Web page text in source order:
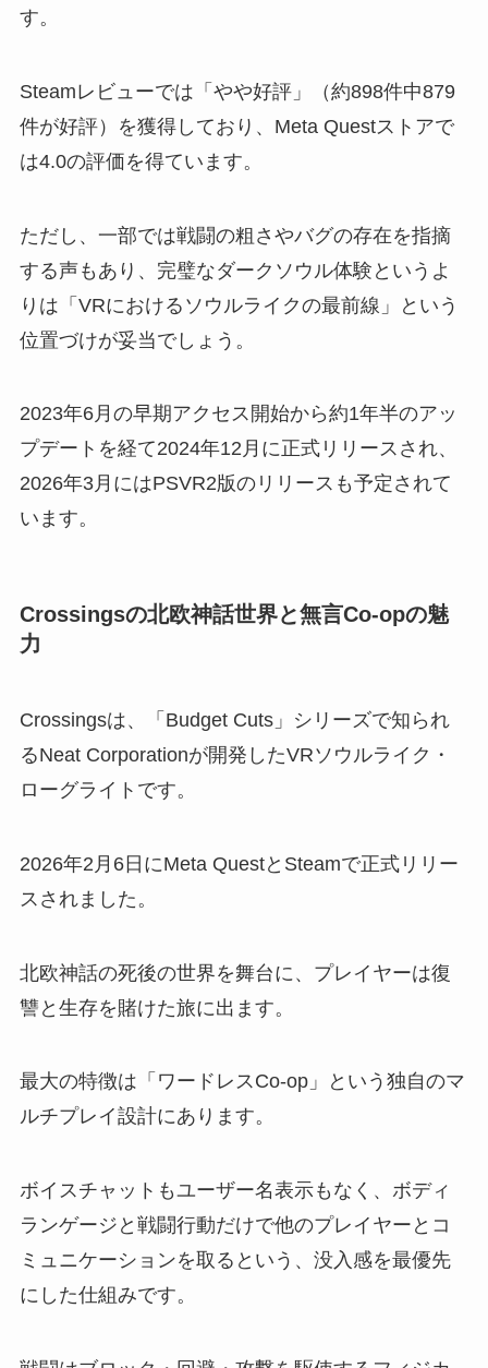
す。
Steamレビューでは「やや好評」（約898件中879
件が好評）を獲得しており、Meta Questストアで
は4.0の評価を得ています。
ただし、一部では戦闘の粗さやバグの存在を指摘
する声もあり、完璧なダークソウル体験というよ
りは「VRにおけるソウルライクの最前線」という
位置づけが妥当でしょう。
2023年6月の早期アクセス開始から約1年半のアッ
プデートを経て2024年12月に正式リリースされ、
2026年3月にはPSVR2版のリリースも予定されて
います。
Crossingsの北欧神話世界と無言Co-opの魅
力
Crossingsは、「Budget Cuts」シリーズで知られ
るNeat Corporationが開発したVRソウルライク・
ローグライトです。
2026年2月6日にMeta QuestとSteamで正式リリー
スされました。
北欧神話の死後の世界を舞台に、プレイヤーは復
讐と生存を賭けた旅に出ます。
最大の特徴は「ワードレスCo-op」という独自のマ
ルチプレイ設計にあります。
ボイスチャットもユーザー名表示もなく、ボディ
ランゲージと戦闘行動だけで他のプレイヤーとコ
ミュニケーションを取るという、没入感を最優先
にした仕組みです。